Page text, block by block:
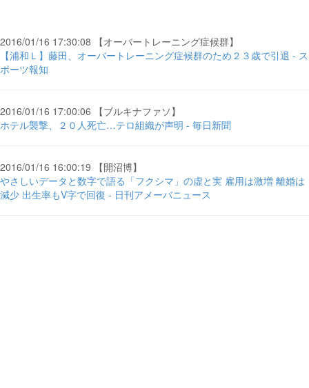
2016/01/16 17:30:08 【オーバートレーニング症候群】
【浦和Ｌ】藤田、オーバートレーニング症候群のため２３歳で引退 - ス
ポーツ報知
2016/01/16 17:00:06 【ブルキナファソ】
ホテル襲撃、２０人死亡…テロ組織が声明 - 毎日新聞
2016/01/16 16:00:19 【開沼博】
やさしいデータと数字で語る「フクシマ」の虚と実 雇用は激増 離婚は
減少 出生率もV字で回復 - 日刊アメーバニュース